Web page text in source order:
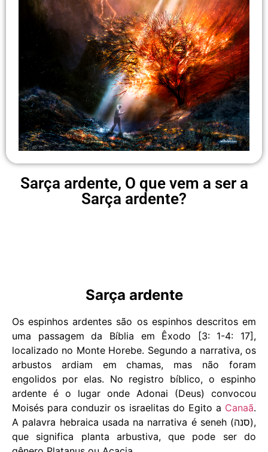
Sarça ardente, O que vem a ser a
Sarça ardente?
Sarça ardente
Os espinhos ardentes são os espinhos descritos em
uma passagem da Bíblia em Êxodo [3: 1-4: 17],
localizado no Monte Horebe. Segundo a narrativa, os
arbustos ardiam em chamas, mas não foram
engolidos por elas. No registro bíblico, o espinho
ardente é o lugar onde Adonai (Deus) convocou
Moisés para conduzir os israelitas do Egito a Canaã.
A palavra hebraica usada na narrativa é seneh (סנה),
que significa planta arbustiva, que pode ser do